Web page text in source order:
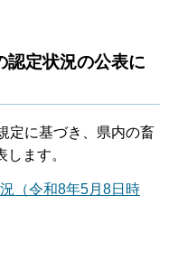
認定状況の公表に
定に基づき、県内の畜
ます。
（令和8年5月8日時